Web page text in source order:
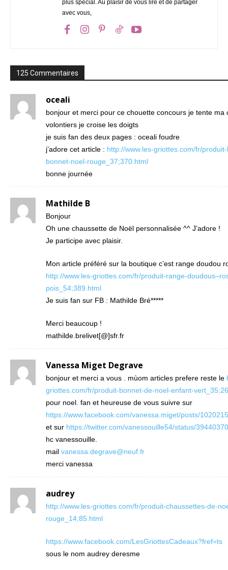
plus spécial. Au plaisir de vous lire et de partager
avec vous,
125 Commentaires
oceali
bonjour et merci pour ce chouette concours je tente ma
volontiers je croise les doigts
je suis fan des deux pages : oceali foudre
j’adore cet article : http://www.les-griottes.com/fr/
bonnet-noel-rouge_37;370.html
bonne journée
Mathilde B
Bonjour
Oh une chaussette de Noël personnalisée ^^ J’adore !
Je participe avec plaisir.
Mon article préféré sur la boutique c’est range doudou
http://www.les-griottes.com/fr/produit-range-
pois_54;389.html
Je suis fan sur FB : Mathilde Bré*****
Merci beaucoup !
mathilde.brelivet[@]sfr.fr
Vanessa Miget Degrave
bonjour et merci a vous . mùom articles prefere reste le
griottes.com/fr/produit-bonnet-de-noel-enfant-
pour noel. fan et heureuse de vous suivre sur
https://www.facebook.com/vanessa.miget/posts/
et sur https://twitter.com/vanessouille54/status/
hc vanessouille.
mail vanessa.degrave@neuf.fr
merci vanessa
audrey
http://www.les-griottes.com/fr/produit-chaussettes-de-
rouge_14;85.html
https://www.facebook.com/LesGriottesCadeaux?fref=ts
sous le nom audrey deresme